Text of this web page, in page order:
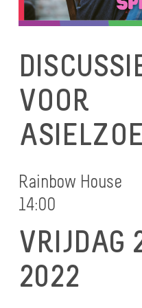
VOOR
Rainbow House
14:00
VRIJDAG
2022